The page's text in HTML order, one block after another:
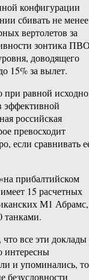
конфигурации
сбивать не менее
вертолетов за
зонтика
доводящего
15% за вылет.
при равной
эффективной
российская
превосходит
если сравнивать
прибалтийском
15 расчетных
М1 Абрамс,
танками.
все эти доклады
интересны
и упоминались, то
безусловности